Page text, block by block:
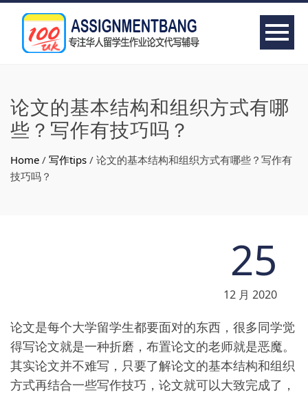
论文的基本结构和组织方式有哪
些？写作有技巧吗？
Home / 写作tips / 论文的基本结构和组织方式有哪些？写作有
技巧吗？
25
12 月 2020
论文是每个大学留学生都要面对的东西，很多同学觉
得写论文就是一种折磨，布置论文的老师就是恶魔。
其实论文并不难写，只要了解论文的基本结构和组织
方式再结合一些写作技巧，论文就可以大致完成了，